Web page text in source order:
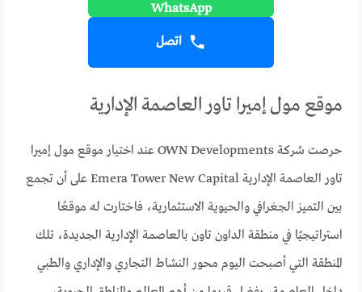
اتصل
موقع مول إميرا تاور العاصمة الإدارية
حرصت شركة OWN Developments عند اختيار موقع مول إميرا
تاور العاصمة الإدارية Emera Tower New Capital على أن تجمع
بين التميز الجغرافي والحيوية الاستثمارية، فاختارت له موقعًا
استراتيجيًا في منطقة الداون تاون بالعاصمة الإدارية الجديدة، تلك
المنطقة التي أصبحت اليوم محور النشاط التجاري والإداري والطبي